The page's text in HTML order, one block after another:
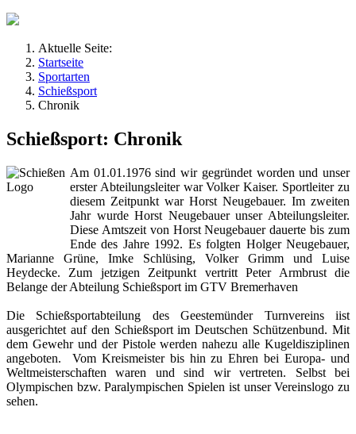
Aktuelle Seite:
Startseite
Sportarten
Schießsport
Chronik
Schießsport: Chronik
Am 01.01.1976 sind wir gegründet worden und unser
erster Abteilungsleiter war Volker Kaiser. Sportleiter zu
diesem Zeitpunkt war Horst Neugebauer. Im zweiten
Jahr wurde Horst Neugebauer unser Abteilungsleiter.
Diese Amtszeit von Horst Neugebauer dauerte bis zum
Ende des Jahre 1992. Es folgten Holger Neugebauer,
Marianne Grüne, Imke Schlüsing, Volker Grimm und Luise
Heydecke. Zum jetzigen Zeitpunkt vertritt Peter Armbrust die
Belange der Abteilung Schießsport im GTV Bremerhaven
Die Schießsportabteilung des Geestemünder Turnvereins iist
ausgerichtet auf den Schießsport im Deutschen Schützenbund. Mit
dem Gewehr und der Pistole werden nahezu alle Kugeldisziplinen
angeboten. Vom Kreismeister bis hin zu Ehren bei Europa- und
Weltmeisterschaften waren und sind wir vertreten. Selbst bei
Olympischen bzw. Paralympischen Spielen ist unser Vereinslogo zu
sehen.